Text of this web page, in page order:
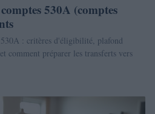
530A (comptes
: critères d'éligibilité, plafond
comment préparer les transferts vers